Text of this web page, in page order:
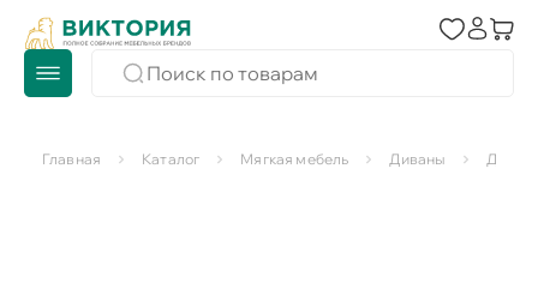
Главная Каталог Мягкая мебель Диваны